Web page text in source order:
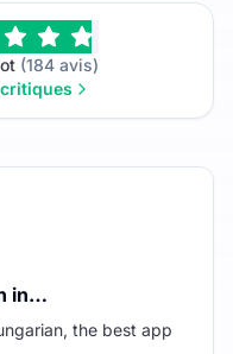
(184 avis)
in…
the best app